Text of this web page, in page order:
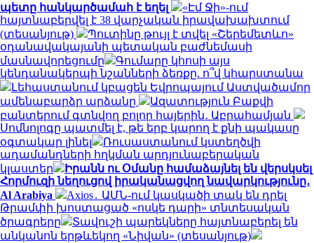
պետը հանկարծամահ է եղել
«Էմ Ջի»-ում
հայտնաբերվել է 38 վարչական իրավախախտում
(տեսանյութ)
Պուտինը թույլ է տվել «Շերեմետևո»
օդանավակայանի պետական բաժնեմասի
մասնավորեցումը
Գումարը կհոսի այս
կենդանակերպի նշանների ձեռքը. ո՞վ կհարստանա
Լեհաստանում կբացեն Եվրոպայում Աստվածամոր
ամենաբարձր արձանը
Ազատություն Բաքվի
բանտերում գտնվող բոլոր հայերին․ Աբրահամյան
Սոմնոլոգը պատմել է, թե երբ կարող է քնի պակասը
օգտակար լինել
Ռուսաստանում կստեղծվի
ադամանդների հղկման արդյունաբերական
կլաստեր
Իրանն ու Օմանը համաձայնել են վերսկսել
Հորմուզի նեղուցով իրականացվող նավարկությունը․
Al Arabiya
Axios․ ԱՄՆ-ում կասկածի տակ են դրել
Թրամփի խոստացած «ոսկե դարի» տնտեսական
ծրագրերը
Տավուշի պարեկները հայտնաբերել են
անկանոն երթևեկող «Նիվան» (տեսանյութ)